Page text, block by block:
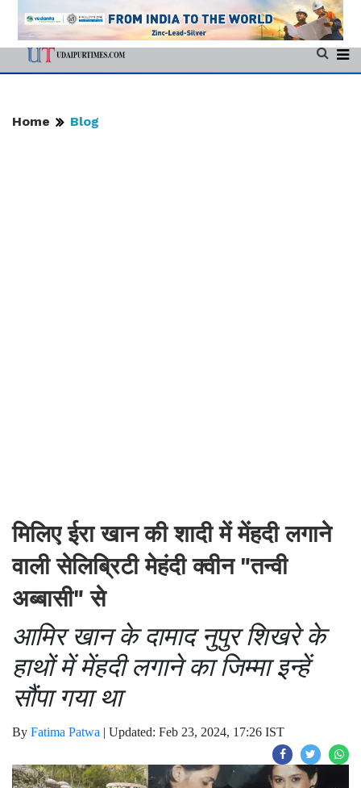
Home Blog
मिलिए ईरा खान की शादी में मेंहदी लगाने
वाली सेलिब्रिटी मेहंदी क्वीन "तन्वी
अब्बासी" से
आमिर खान के दामाद नुपुर शिखरे के
हाथों में मेंहदी लगाने का जिम्मा इन्हें
सौंपा गया था
By Fatima Patwa | Updated: Feb 23, 2024, 17:26 IST